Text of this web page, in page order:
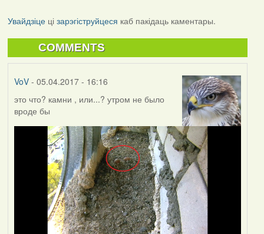
Увайдзіцеці зарэгіструйцеся каб пакідаць каментары.
COMMENTS
VoV- 05.04.2017 - 16:16
это что? камни , или...? утром не было
вроде бы